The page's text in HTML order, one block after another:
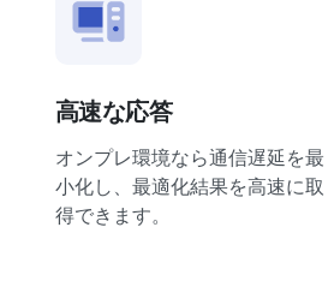
高速な応答
オンプレ環境なら通信遅延を最
小化し、最適化結果を高速に取
得できます。